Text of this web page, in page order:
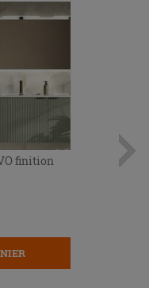
finition